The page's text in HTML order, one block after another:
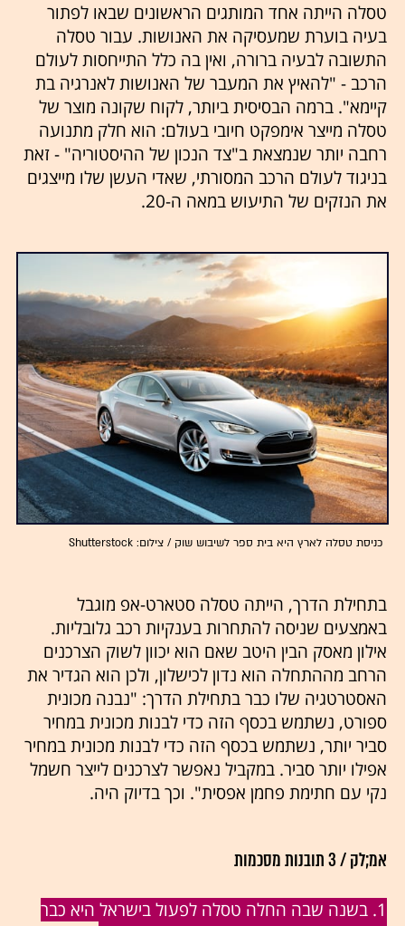
טסלה הייתה אחד המותגים הראשונים שבאו לפתור
בעיה בוערת שמעסיקה את האנושות. עבור טסלה
התשובה לבעיה ברורה, ואין בה כלל התייחסות לעולם
הרכב - "להאיץ את המעבר של האנושות לאנרגיה בת
קיימא". ברמה הבסיסית ביותר, לקוח שקונה מוצר של
טסלה מייצר אימפקט חיובי בעולם: הוא חלק מתנועה
רחבה יותר שנמצאת ב"צד הנכון של ההיסטוריה" - זאת
בניגוד לעולם הרכב המסורתי, שאדי העשן שלו מייצגים
את הנזקים של התיעוש במאה ה-20.
כניסת טסלה לארץ היא בית ספר לשיבוש שוק / צילום: Shutterstock
בתחילת הדרך, הייתה טסלה סטארט-אפ מוגבל
באמצעים שניסה להתחרות בענקיות רכב גלובליות.
אילון מאסק הבין היטב שאם הוא יכוון לשוק הצרכנים
הרחב מההתחלה הוא נדון לכישלון, ולכן הוא הגדיר את
האסטרטגיה שלו כבר בתחילת הדרך: "נבנה מכונית
ספורט, נשתמש בכסף הזה כדי לבנות מכונית במחיר
סביר יותר, נשתמש בכסף הזה כדי לבנות מכונית במחיר
אפילו יותר סביר. במקביל נאפשר לצרכנים לייצר חשמל
נקי עם חתימת פחמן אפסית". וכך בדיוק היה.
אמ;לק / 3 תובנות מסכמות
1. בשנה שבה החלה טסלה לפעול בישראל היא כבר